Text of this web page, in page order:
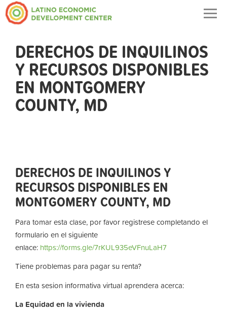
DERECHOS DE INQUILINOS
Y RECURSOS DISPONIBLES
EN MONTGOMERY
COUNTY, MD
DERECHOS DE INQUILINOS Y
RECURSOS DISPONIBLES EN
MONTGOMERY COUNTY, MD
Para tomar esta clase, por favor registrese completando el
formulario en el siguiente
enlace: https://forms.gle/7rKUL935eVFnuLaH7
Tiene problemas para pagar su renta?
En esta sesion informativa virtual aprendera acerca:
La Equidad en lavivienda